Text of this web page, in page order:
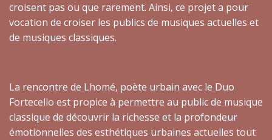
croisent pas ou que rarement. Ainsi, ce projet a pour
vocation de croiser les publics de musiques actuelles et
de musiques classiques.
La rencontre de Lhomé, poète urbain avec le Duo
Fortecello est propice à permettre au public de musique
classique de découvrir la richesse et la profondeur
émotionnelles des esthétiques urbaines actuelles tout